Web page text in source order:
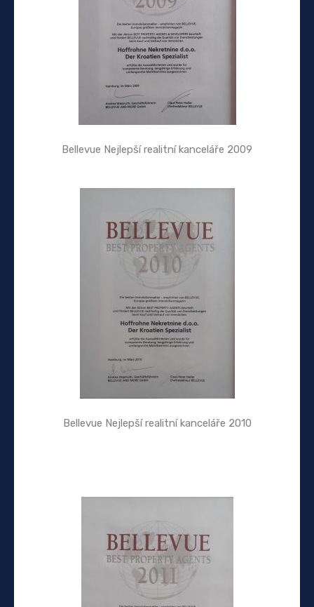
Bellevue Nejlepší realitní kanceláře 2009
Bellevue Nejlepší realitní kanceláře 2010